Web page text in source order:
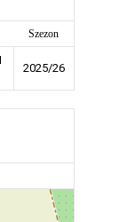
Szezon
2025/26